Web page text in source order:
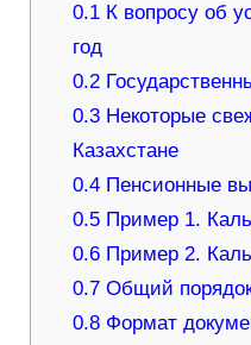
0.1 К вопросу об
год
0.2
0.3 Некоторые
Казахстане
0.4 Пенсионные
0.5 Пример 1.
0.6 Пример 2.
0.7 Общий
0.8 Формат